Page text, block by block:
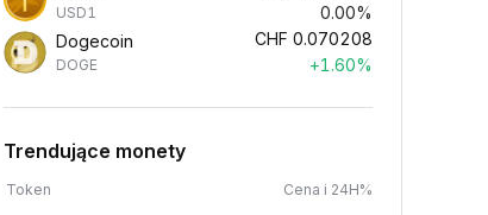
USD1
0.00%
Dogecoin
DOGE
CHF 0.070208
+1.60%
Trendujące monety
Token Cena i 24H%